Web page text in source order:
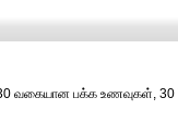
வகையான பக்க உணவுகள்,